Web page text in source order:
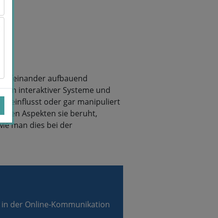
aufbauend
interaktiver Systeme und
oder gar manipuliert
Aspekten sie beruht,
man dies bei der
der Online-Kommunikation